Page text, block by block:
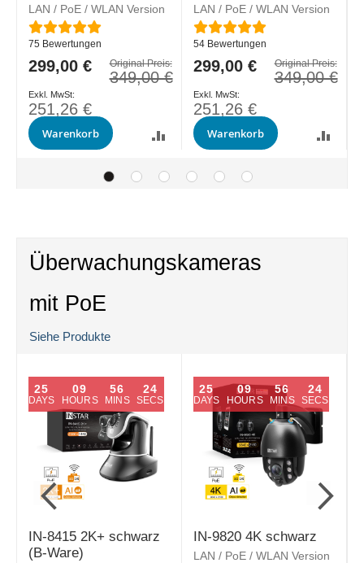
LAN / PoE / WLAN Version
Bewertung:
75 Bewertungen
Original Preis:
349,00 €
Sonderpreis
299,00 €
251,26 €
Warenkorb
LAN / PoE / WLAN Version
Bewertung:
54 Bewertungen
Original Preis:
349,00 €
Sonderpreis
299,00 €
251,26 €
Warenkorb
Überwachungskameras
mit PoE
Siehe Produkte
IN-8415 2K+ schwarz
(B-Ware)
25
DAYS
09
HOURS
56
MINS
23
SECS
IN-9820 4K schwarz
25
DAYS
09
HOURS
56
MINS
23
SECS
LAN / PoE / WLAN Version